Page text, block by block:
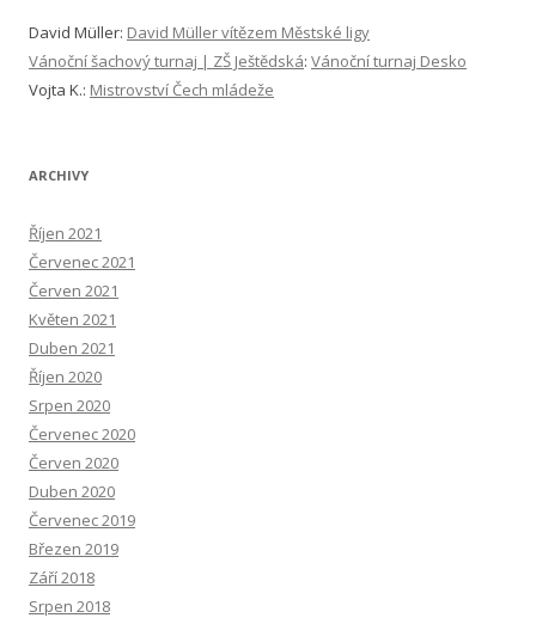
David Müller: David Müller vítězem Městské ligy
Vánoční šachový turnaj | ZŠ Ještědská: Vánoční turnaj Desko
Vojta K.: Mistrovství Čech mládeže
ARCHIVY
Říjen 2021
Červenec 2021
Červen 2021
Květen 2021
Duben 2021
Říjen 2020
Srpen 2020
Červenec 2020
Červen 2020
Duben 2020
Červenec 2019
Březen 2019
Září 2018
Srpen 2018